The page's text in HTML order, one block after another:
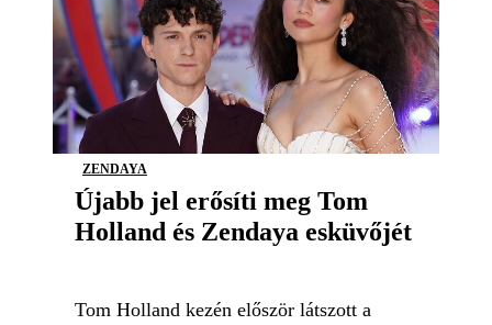
ZENDAYA
Újabb jel erősíti meg Tom
Holland és Zendaya esküvőjét
Tom Holland kezén először látszott a